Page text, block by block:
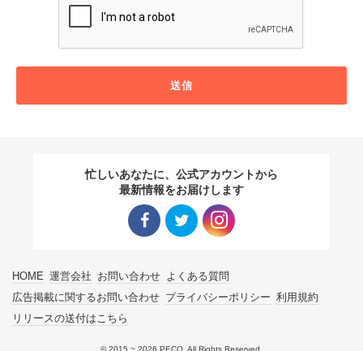
送信
忙しいあなたに、公式アカウントから
最新情報をお届けします
HOME 運営会社 お問い合わせ よくある質問
広告掲載に関するお問い合わせ プライバシーポリシー 利用規約
リリースの送付はこちら
© 2015 ~ 2026 PECO. All Rights Reserved.